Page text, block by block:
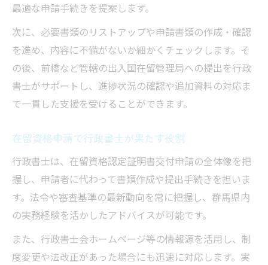
最適な申請手続きを提案します。
次に、必要書類のリストアップや申請書類の作成・確認
を進め、内容に不備がないか細かくチェックします。そ
の後、前橋など管轄の出入国在留管理局への提出を行政
書士がサポートし、進捗状況の確認や追加資料の対応ま
で一貫した支援を受けることができます。
在留資格申請で行政書士が果たす役割
行政書士は、在留資格認定証明書交付申請の全体像を把
握し、申請者に代わって書類作成や提出手続きを担いま
す。法令や審査基準の最新動向を常に把握し、群馬県内
の実務経験を活かしたアドバイスが可能です。
また、行政書士会ホームページ等の情報源を活用し、制
度変更や法改正があった場合にも迅速に対応します。実